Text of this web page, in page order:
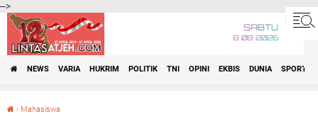
-->
SABTU
8•08•2026
NEWS VARIA HUKRIM POLITIK TNI OPINI EKBIS DUNIA SPORT
› Mahasiswa